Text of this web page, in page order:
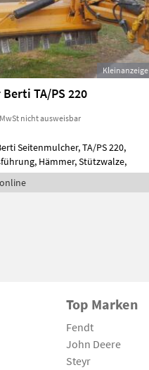
Kleinanzeige
TA/PS 220
MwSt nicht ausweisbar
Seitenmulcher, TA/PS 220,
Hämmer, Stützwalze,
Top Marken
Fendt
John Deere
Steyr